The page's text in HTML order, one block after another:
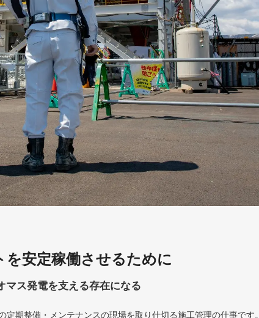
を安定稼働させるために
マス発電を支える存在になる
期整備・メンテナンスの現場を取り仕切る施工管理の仕事です。